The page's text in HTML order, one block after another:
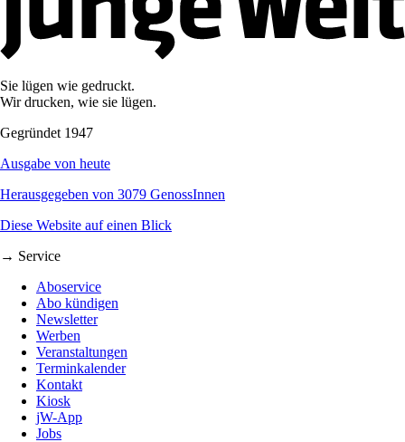
Sie lügen wie gedruckt.
Wir drucken, wie sie lügen.
Gegründet 1947
Ausgabe von heute
Herausgegeben von 3079 GenossInnen
Diese Website auf einen Blick
→ Service
Aboservice
Abo kündigen
Newsletter
Werben
Veranstaltungen
Terminkalender
Kontakt
Kiosk
jW-App
Jobs